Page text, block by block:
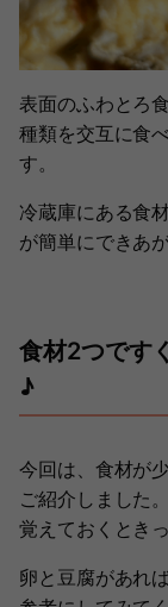
表面のふわとろ
種類を交互に食
す。
冷蔵庫にある食
が簡単にできあ
食材2つです
♪
今回は、食材が
ご紹介しました
覚えておくとき
卵と豆腐があれ